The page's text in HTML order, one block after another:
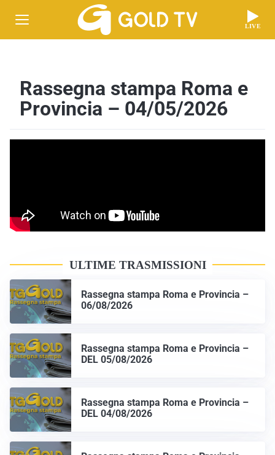
LIVE
Rassegna stampa Roma e
Provincia – 04/05/2026
ULTIME TRASMISSIONI
Rassegna stampa Roma e Provincia –
06/08/2026
Rassegna stampa Roma e Provincia –
DEL 05/08/2026
Rassegna stampa Roma e Provincia –
DEL 04/08/2026